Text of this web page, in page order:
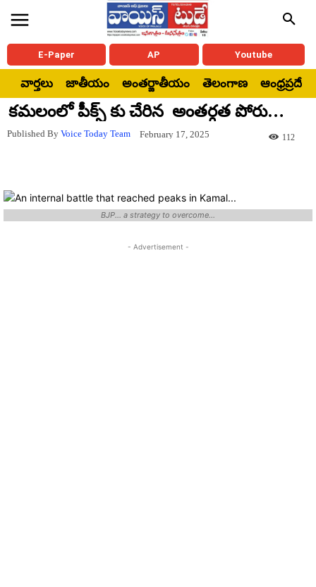
E-Paper AP Youtube
వార్తలు జాతీయం అంతర్జాతీయం తెలంగాణ ఆంధ్రప్రదేశ్
కమలంలో పీక్స్ కు చేరిన అంతర్గత పోరు…
Published By Voice Today Team February 17, 2025 112
BJP... a strategy to overcome...
- Advertisement -